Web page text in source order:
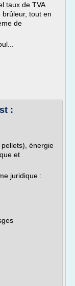
taux de TVA
tout en
de
:
énergie
et
juridique :